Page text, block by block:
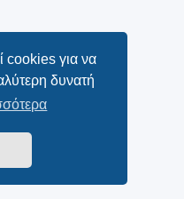
cookies για να
δυνατή